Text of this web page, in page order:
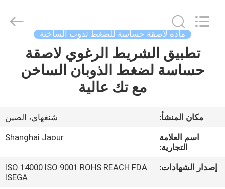
معلومات
جولة
Adhesive
Products
مادة لاصقة حساسة للضغط تذوب الساخنة
تطبيق الشريط الرغوي لاصقة
حساسة لضغط الذوبان الساخن
مع تك عالية
مكان المنشأ:
شنغهاي، الصين
اسم العلامة
التجارية:
Shanghai Jaour
إصدار الشهادات:
ISO 14000 ISO 9001 ROHS REACH FDA
ISEGA